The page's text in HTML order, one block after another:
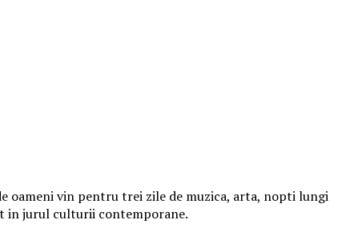
oameni vin pentru trei zile de muzica, arta, nopti lungi
in jurul culturii contemporane.